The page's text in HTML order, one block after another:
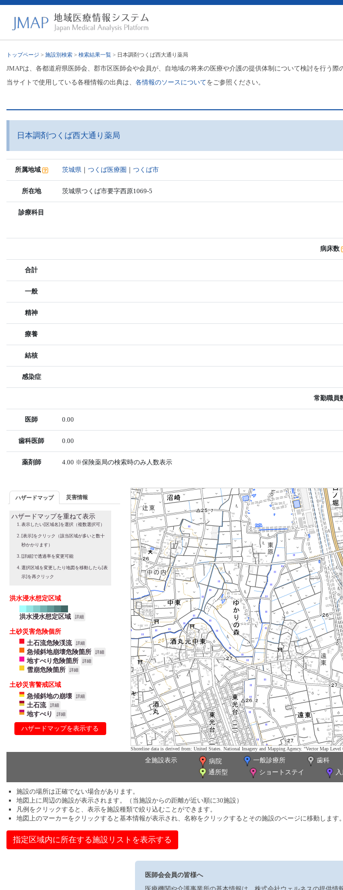
トップページ >施設別検索 >検索結果一覧 > 日本調剤つくば西大通り薬局
JMAPは、各都道府県医師会、郡市区医師会や会員が、自地域の将来の医療や介護の提供体制について検討を行う際
当サイトで使用している各種情報の出典は、各情報のソースについてをご参照ください。
日本調剤つくば西大通り薬局
所属地域 茨城県 ｜つくば医療圏 ｜つくば市
所在地 茨城県つくば市要字西原1069-5
診療科目
病床数
合計
一般
精神
療養
結核
感染症
常勤職員
医師 0.00
歯科医師 0.00
薬剤師 4.00 ※保険薬局の検索時のみ人数表示
ハザードマップ 災害情報
ハザードマップを重ねて表示
表示したい[区域名]を選択（複数選択可）
[表示]をクリック（該当区域が多いと数十
秒かかります）
[詳細]で透過率を変更可能
選択区域を変更したり地図を移動したら[表
示]を再クリック
洪水浸水想定区域
洪水浸水想定区域 詳細
土砂災害危険個所
土石流危険渓流
詳細
急傾斜地崩壊危険箇所 詳細
地すべり危険箇所 詳細
雪崩危険箇所 詳細
土砂災害警戒区域
急傾斜地の崩壊
詳細
土石流 詳細
地すべり 詳細
ハザードマップを表示する
Shoreline data is derived from: United States. National Imagery and Mapping Agency. "Vector Map
全施設表示 病院 一般診療所 歯科
通所型
ショートステイ
施設の場所は正確でない場合があります。
地図上に周辺の施設が表示されます。（当施設からの距離が近い順に30施設）
凡例をクリックすると、表示を施設種類で絞り込むことができます。
地図上のマーカーをクリックすると基本情報が表示され、名称をクリックするとその施設のページに移動します。
指定区域内に所在する施設リストを表示する
医師会会員の皆様へ